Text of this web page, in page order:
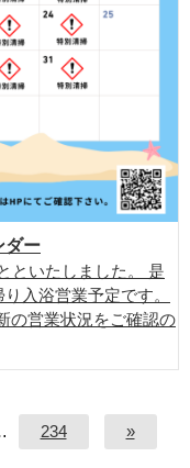
ダー
といたしました。 是
入浴営業予定です。
の営業状況をご確認の
234 »